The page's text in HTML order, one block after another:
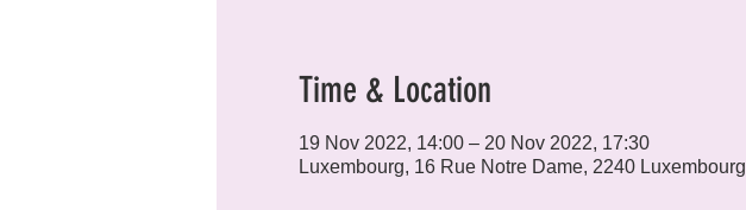
Time & Location
19 Nov 2022, 14:00 – 20 Nov 2022, 17:30
Luxembourg, 16 Rue Notre Dame, 2240 Luxembourg